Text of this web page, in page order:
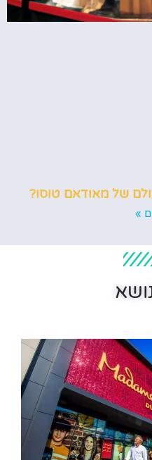
של מאודאם טוסו?
»